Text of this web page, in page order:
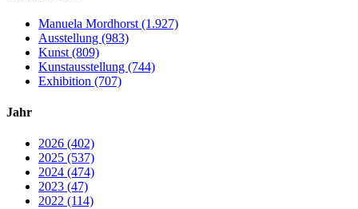
Manuela Mordhorst (1.927)
Ausstellung (983)
Kunst (809)
Kunstausstellung (744)
Exhibition (707)
Jahr
2026 (402)
2025 (537)
2024 (474)
2023 (47)
2022 (114)